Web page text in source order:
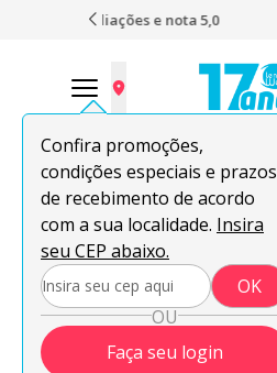
O envio mais
Confira promoções,
condições especiais e prazos
de recebimento de acordo
com a sua localidade. Insira
seu CEP abaixo.
OK
OU
Faça seu login
Enviar sua
08.08
Acaba
Lentes de contato em oferta